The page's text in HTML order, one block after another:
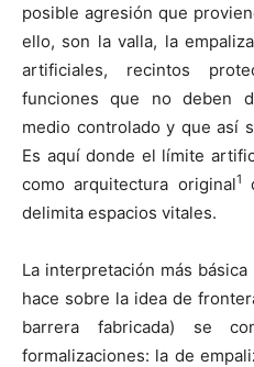
posible agresión que
ello, son la valla, la
artificiales, recintos
funciones que no deben
medio controlado y que así
Es aquí donde el límite
como arquitectura original1
delimita espacios vitales.
La interpretación más
hace sobre la idea de
barrera fabricada) se
formalizaciones: la de